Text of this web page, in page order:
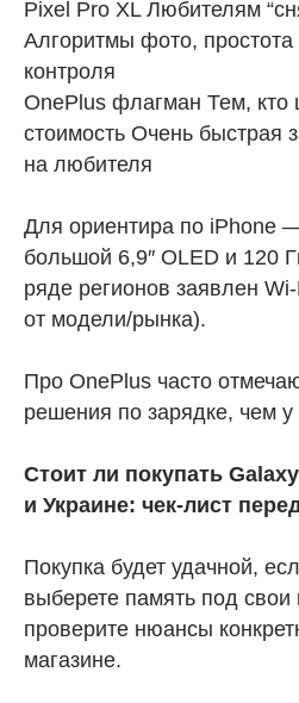
Pixel Pro XL Любителям
Алгоритмы фото,
контроля
OnePlus флагман Тем, кто
стоимость Очень быстрая
на любителя
Для ориентира по iPhone
большой 6,9″ OLED и 120
ряде регионов заявлен
от модели/рынка).
Про OnePlus часто
решения по зарядке, чем у
Стоит ли покупать
и Украине: чек-лист
Покупка будет удачной,
выберете память под свои
проверите нюансы
магазине.